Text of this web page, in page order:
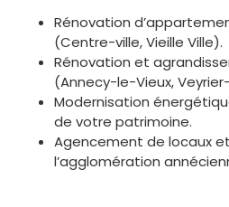
Rénovation
(Centre-ville, Vieille Ville).
Rénovation et
(Annecy-le-Vieux,
Modernisation
de votre patrimoine.
Agencement de locaux
l’agglomération